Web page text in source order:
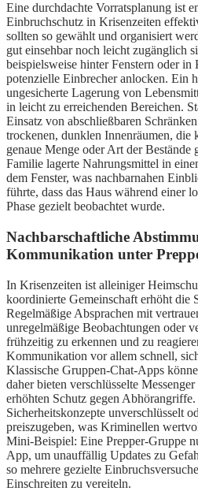
Eine durchdachte Vorratsplanung ist
Einbruchschutz in Krisenzeiten
sollten so gewählt und organisiert
gut einsehbar noch leicht zugänglich
beispielsweise hinter Fenstern oder
potenzielle Einbrecher anlocken. Ein
ungesicherte Lagerung von
in leicht zu erreichenden Bereichen.
Einsatz von abschließbaren
trockenen, dunklen Innenräumen, die
genaue Menge oder Art der
Familie lagerte Nahrungsmittel in
dem Fenster, was nachbarnahen
führte, dass das Haus während einer
Phase gezielt beobachtet wurde.
Nachbarschaftliche
Kommunikation unter
In Krisenzeiten ist alleiniger
koordinierte Gemeinschaft erhöht die
Regelmäßige Absprachen mit
unregelmäßige Beobachtungen oder
frühzeitig zu erkennen und zu
Kommunikation vor allem schnell,
Klassische Gruppen-Chat-Apps
daher bieten verschlüsselte
erhöhten Schutz gegen
Sicherheitskonzepte unverschlüsselt
preiszugeben, was Kriminellen
Mini-Beispiel: Eine Prepper-Gruppe
App, um unauffällig Updates zu
so mehrere gezielte
Einschreiten zu vereiteln.